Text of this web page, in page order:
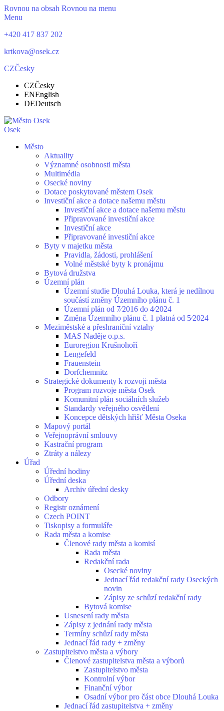
Rovnou na obsah Rovnou na menu
Menu
+420 417 837 202
krtkova@osek.cz
CZČesky
CZČesky
ENEnglish
DEDeutsch
Osek
Město
Aktuality
Významné osobnosti města
Multimédia
Osecké noviny
Dotace poskytované městem Osek
Investiční akce a dotace našemu městu
Investiční akce a dotace našemu městu
Připravované investiční akce
Investiční akce
Připravované investiční akce
Byty v majetku města
Pravidla, žádosti, prohlášení
Volné městské byty k pronájmu
Bytová družstva
Územní plán
Územní studie Dlouhá Louka, která je nedílnou
součástí změny Územního plánu č. 1
Územní plán od 7⁄2016 do 4⁄2024
Změna Územního plánu č. 1 platná od 5⁄2024
Meziměstské a přeshraniční vztahy
MAS Naděje o.p.s.
Euroregion Krušnohoří
Lengefeld
Frauenstein
Dorfchemnitz
Strategické dokumenty k rozvoji města
Program rozvoje města Osek
Komunitní plán sociálních služeb
Standardy veřejného osvětlení
Koncepce dětských hřišť Města Oseka
Mapový portál
Veřejnoprávní smlouvy
Kastrační program
Ztráty a nálezy
Úřad
Úřední hodiny
Úřední deska
Archiv úřední desky
Odbory
Registr oznámení
Czech POINT
Tiskopisy a formuláře
Rada města a komise
Členové rady města a komisí
Rada města
Redakční rada
Osecké noviny
Jednací řád redakční rady Oseckých
novin
Zápisy ze schůzí redakční rady
Bytová komise
Usnesení rady města
Zápisy z jednání rady města
Termíny schůzí rady města
Jednací řád rady + změny
Zastupitelstvo města a výbory
Členové zastupitelstva města a výborů
Zastupitelstvo města
Kontrolní výbor
Finanční výbor
Osadní výbor pro část obce Dlouhá Louka
Jednací řád zastupitelstva + změny